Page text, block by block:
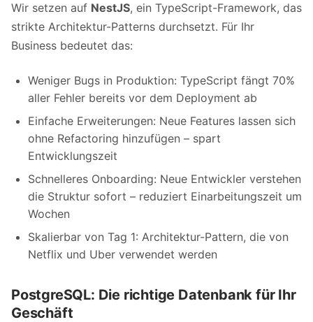
Wir setzen auf NestJS, ein TypeScript-Framework, das
strikte Architektur-Patterns durchsetzt. Für Ihr
Business bedeutet das:
Weniger Bugs in Produktion: TypeScript fängt 70%
aller Fehler bereits vor dem Deployment ab
Einfache Erweiterungen: Neue Features lassen sich
ohne Refactoring hinzufügen – spart
Entwicklungszeit
Schnelleres Onboarding: Neue Entwickler verstehen
die Struktur sofort – reduziert Einarbeitungszeit um
Wochen
Skalierbar von Tag 1: Architektur-Pattern, die von
Netflix und Uber verwendet werden
PostgreSQL: Die richtige Datenbank für Ihr
Geschäft